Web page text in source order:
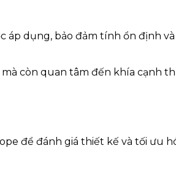
áp dụng, bảo đảm tính ổn định
còn quan tâm đến khía cạnh
để đánh giá thiết kế và tối ưu